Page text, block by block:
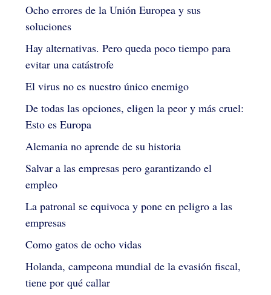
Ocho errores de la Unión Europea y sus
soluciones
Hay alternativas. Pero queda poco tiempo para
evitar una catástrofe
El virus no es nuestro único enemigo
De todas las opciones, eligen la peor y más cruel:
Esto es Europa
Alemania no aprende de su historia
Salvar a las empresas pero garantizando el
empleo
La patronal se equivoca y pone en peligro a las
empresas
Como gatos de ocho vidas
Holanda, campeona mundial de la evasión fiscal,
tiene por qué callar